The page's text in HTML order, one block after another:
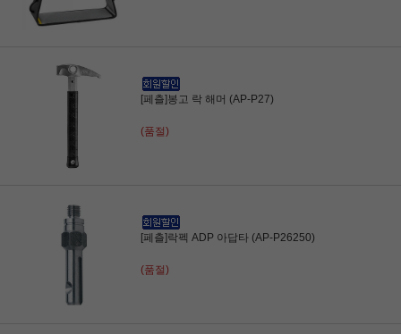
[페츨]봉고 락 해머 (AP-P27)
(품절)
[페츨]락펙 ADP 아답타 (AP-P26250)
(품절)